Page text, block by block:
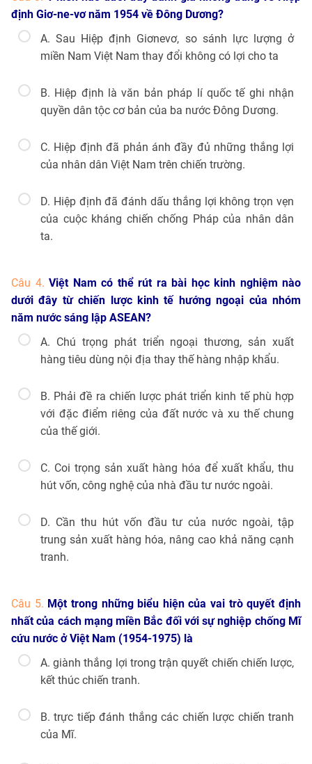
định Giơ-ne-vơ năm 1954 về Đông Dương?
A. Sau Hiệp định Giơnevơ, so sánh lực lượng ở
miền Nam Việt Nam thay đổi không có lợi cho ta
B. Hiệp định là văn bản pháp lí quốc tế ghi nhận
quyền dân tộc cơ bản của ba nước Đông Dương.
C. Hiệp định đã phản ánh đầy đủ những thắng lợi
của nhân dân Việt Nam trên chiến trường.
D. Hiệp định đã đánh dấu thắng lợi không trọn vẹn
của cuộc kháng chiến chống Pháp của nhân dân
ta.
Câu 4. Việt Nam có thể rút ra bài học kinh nghiệm nào
dưới đây từ chiến lược kinh tế hướng ngoại của nhóm
năm nước sáng lập ASEAN?
A. Chú trọng phát triển ngoại thương, sản xuất
hàng tiêu dùng nội địa thay thế hàng nhập khẩu.
B. Phải đề ra chiến lược phát triển kinh tế phù hợp
với đặc điểm riêng của đất nước và xu thế chung
của thế giới.
C. Coi trọng sản xuất hàng hóa để xuất khẩu, thu
hút vốn, công nghệ của nhà đầu tư nước ngoài.
D. Cần thu hút vốn đầu tư của nước ngoài, tập
trung sản xuất hàng hóa, nâng cao khả năng cạnh
tranh.
Câu 5. Một trong những biểu hiện của vai trò quyết định
nhất của cách mạng miền Bắc đối với sự nghiệp chống Mĩ
cứu nước ở Việt Nam (1954-1975) là
A. giành thắng lợi trong trận quyết chiến chiến lược,
kết thúc chiến tranh.
B. trực tiếp đánh thắng các chiến lược chiến tranh
của Mĩ.